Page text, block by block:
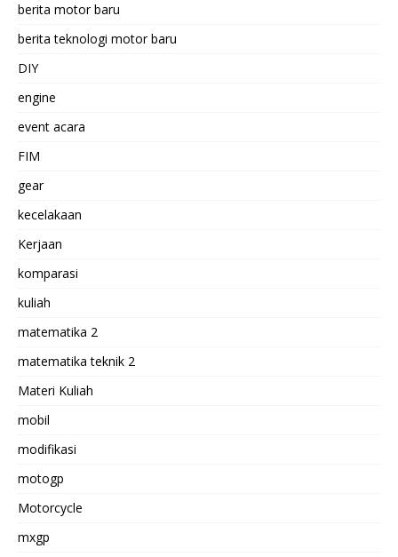
berita motor baru
berita teknologi motor baru
DIY
engine
event acara
FIM
gear
kecelakaan
Kerjaan
komparasi
kuliah
matematika 2
matematika teknik 2
Materi Kuliah
mobil
modifikasi
motogp
Motorcycle
mxgp